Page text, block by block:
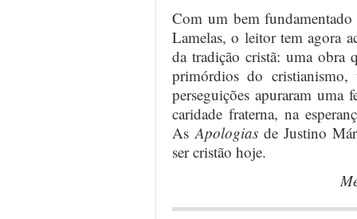
Com um bem
Lamelas, o leitor tem agora
da tradição cristã: uma obra
primórdios do
perseguições apuraram uma
caridade fraterna, na
AsApologiasde Justino
ser cristão hoje.